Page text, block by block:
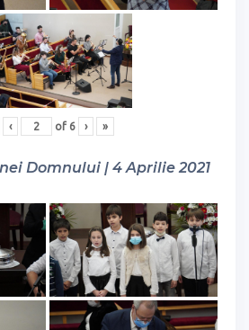
‹ of 6 › »
Domnului | 4 Aprilie 2021